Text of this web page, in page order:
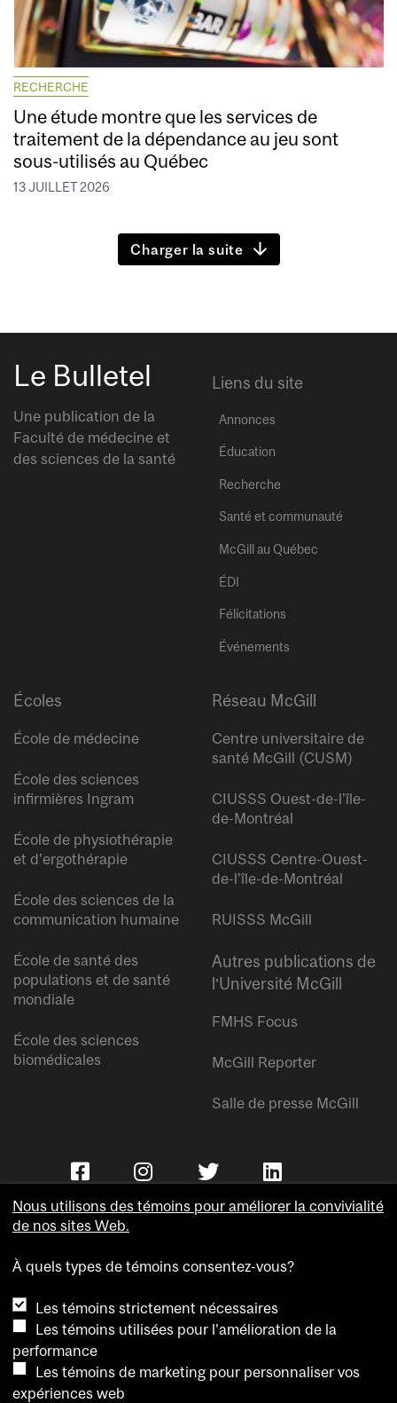
RECHERCHE
Une étude montre que les services de
traitement de la dépendance au jeu sont
sous-utilisés au Québec
13 JUILLET 2026
Charger la suite
Le Bulletel
Une publication de la
Faculté de médecine et
des sciences de la santé
Liens du site
Annonces
Éducation
Recherche
Santé et communauté
McGill au Québec
ÉDI
Félicitations
Événements
Écoles
École de médecine
École des sciences
infirmières Ingram
École de physiothérapie
et d’ergothérapie
École des sciences de la
communication humaine
École de santé des
populations et de santé
mondiale
École des sciences
biomédicales
Réseau McGill
Centre universitaire de
santé McGill (CUSM)
CIUSSS Ouest-de-l’île-
de-Montréal
CIUSSS Centre-Ouest-
de-l’île-de-Montréal
RUISSS McGill
Autres publications de
l’Université McGill
FMHS Focus
McGill Reporter
Salle de presse McGill
Accessibilité
Confidentialité
Avis sur les témoins
Nous utilisons des témoins pour améliorer la convivialité
de nos sites Web.
À quels types de témoins consentez-vous?
Les témoins strictement nécessaires
Les témoins utilisées pour l'amélioration de la
performance
Les témoins de marketing pour personnaliser vos
expériences web